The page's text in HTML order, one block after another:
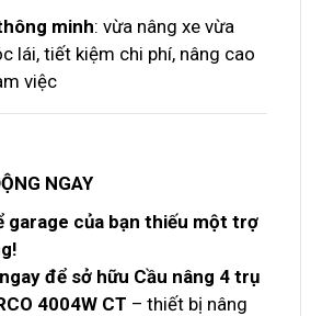
minh: vừa nâng xe vừa
lái, tiết kiệm chi phí, nâng cao
việc
NGAY
garage của bạn thiếu một trợ
để sở hữu Cầu nâng 4 trụ
4004W CT – thiết bị nâng